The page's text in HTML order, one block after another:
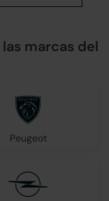
marcas del
Peugeot